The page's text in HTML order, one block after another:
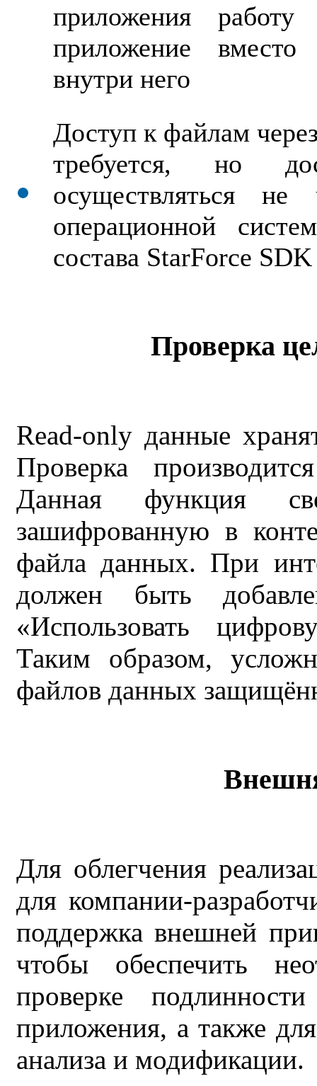
приложения
приложение
внутри него
Доступ к файлам
требуется, но
осуществляться не
операционной
состава StarForce SDK
Проверка
Read-only данные
Проверка
Данная функция
зашифрованную в
файла данных. При
должен быть
«Использовать
Таким образом,
файлов данных
Для облегчения
для компании-
поддержка внешней
чтобы обеспечить
проверке
приложения, а также
анализа и модификации.